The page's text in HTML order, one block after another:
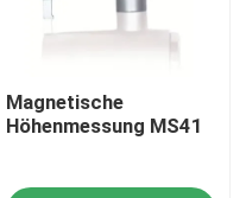
Magnetische
Höhenmessung MS41